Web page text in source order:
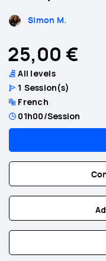
in
Simon M.
25,00 €
All levels
1 Session(s)
French
01h00/Session